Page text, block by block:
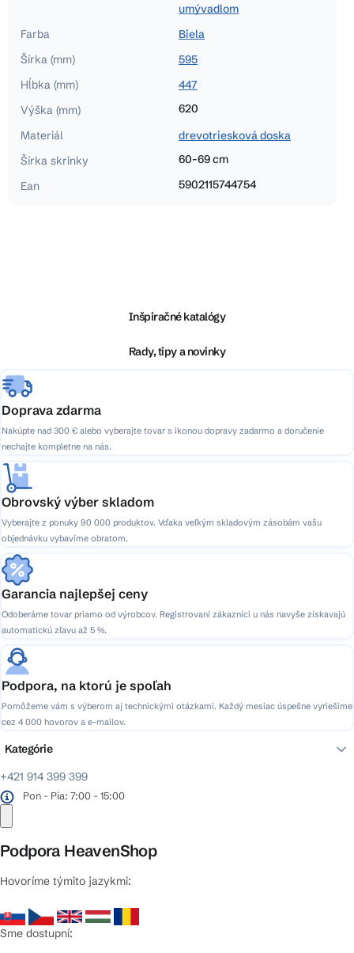
umývadlom
Farba
Biela
Šírka (mm)
595
Hĺbka (mm)
447
Výška (mm)
620
Materiál
drevotriesková doska
Šírka skrinky
60-69 cm
Ean
5902115744754
e
Inšpiračné katalógy
Rady, tipy a novinky
Doprava zdarma
Nakúpte nad 300 € alebo vyberajte tovar s ikonou dopravy zadarmo a doručenie
nechajte kompletne na nás.
Obrovský výber skladom
Vyberajte z ponuky 90 000 produktov. Vďaka veľkým skladovým zásobám vašu
objednávku vybavíme obratom.
Garancia najlepšej ceny
Odoberáme tovar priamo od výrobcov. Registrovaní zákazníci u nás navyše získavajú
automatickú zľavu až 5 %.
Podpora, na ktorú je spoľah
Pomôžeme vám s výberom aj technickými otázkami. Každý mesiac úspešne vyriešime
cez 4 000 hovorov a e-mailov.
+421 914 399 399
Pon - Pia: 7:00 - 15:00
Podpora HeavenShop
Hovoríme týmito jazykmi:
Sme dostupní:
Kategórie